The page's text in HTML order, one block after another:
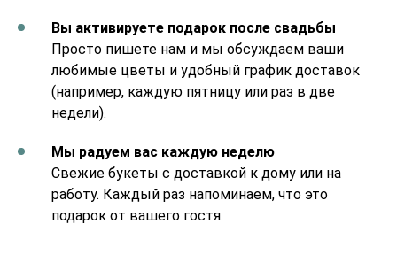
Вы активируете подарок после свадьбы
Просто пишете нам и мы обсуждаем ваши
любимые цветы и удобный график доставок
(например, каждую пятницу или раз в две
недели).
Мы радуем вас каждую неделю
Свежие букеты с доставкой к дому или на
работу. Каждый раз напоминаем, что это
подарок от вашего гостя.